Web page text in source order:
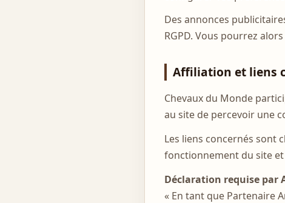
Des annonces
RGPD. Vous pourrez
Affiliation et liens
Chevaux du Monde
au site de percevoir une
Les liens concernés sont
fonctionnement du site
Déclaration requise par
« En tant que Partenaire